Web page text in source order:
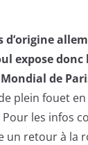
d’origine
expose donc
de
plein fouet
Pour les infos
retour à la